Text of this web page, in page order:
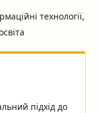
технології,
підхід до